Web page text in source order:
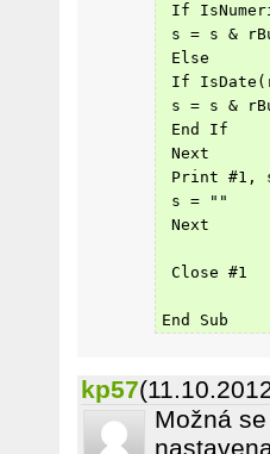
If
s = s &
Else
If
s = s &
End If
Next
Print #1,
s = ""
Next
Close #1
End Sub
kp57
Možná